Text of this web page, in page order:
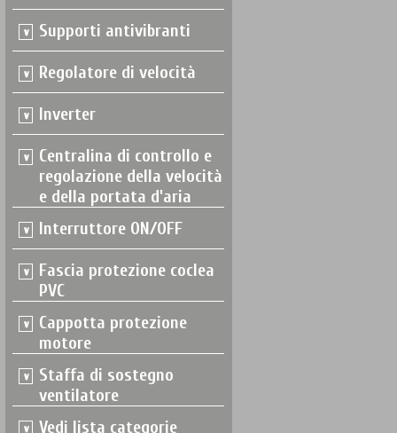
Supporti antivibranti
Regolatore di velocità
Inverter
Centralina di controllo e
regolazione della velocità
e della portata d'aria
Interruttore ON/OFF
Fascia protezione coclea
PVC
Cappotta protezione
motore
Staffa di sostegno
ventilatore
Vedi lista categorie